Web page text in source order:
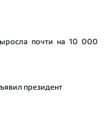
почти на 10 000
президент